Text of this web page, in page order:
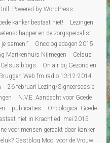
Powered byWordPress.
kanker bestaat niet!
Lezingen
en de zorgspecialist
samen!”
Oncologiedagen 2015
Marikenhuis Nijmegen
Celsus
Celsus blogs
On air bij Gezond en
Web fm radio 13-12-2014
26 februari Lezing/Signeersessie
N.V.E. Aandacht voor Goede
publicaties
Oncologica: Goede
niet in Kracht ed. mei 2015
voor mensen geraakt door kanker
Gastblog Mooi voor de Vrouw